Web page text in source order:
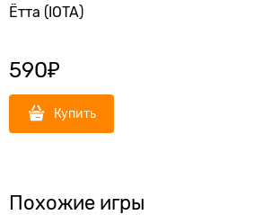
Ётта (IOTA)
590₽
Купить
Похожие игры